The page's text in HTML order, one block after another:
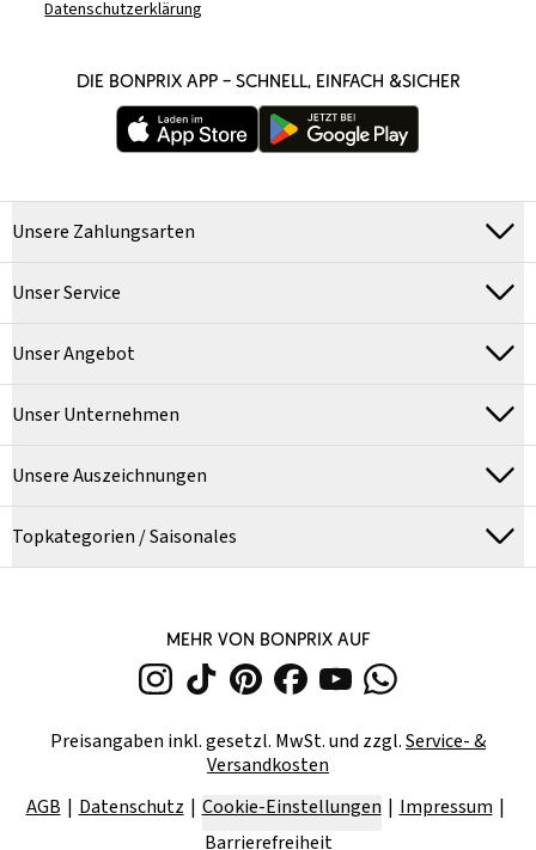
Datenschutzerklärung
DIE BONPRIX APP – SCHNELL, EINFACH &SICHER
Unsere Zahlungsarten
Unser Service
Unser Angebot
Unser Unternehmen
Unsere Auszeichnungen
Topkategorien / Saisonales
MEHR VON BONPRIX AUF
Preisangaben inkl. gesetzl. MwSt. und zzgl.Service- &
Versandkosten
AGB
Datenschutz Cookie-Einstellungen
Impressum
Barrierefreiheit